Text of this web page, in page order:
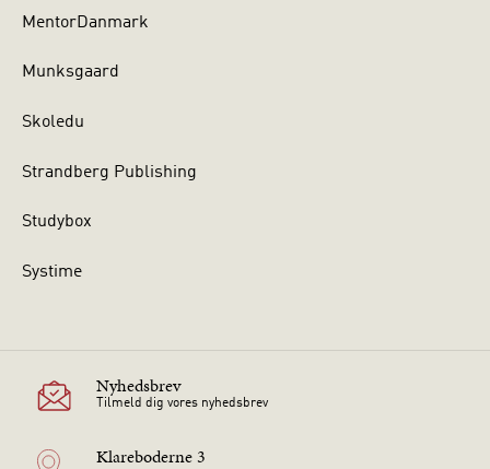
MentorDanmark
Munksgaard
Skoledu
Strandberg Publishing
Studybox
Systime
Nyhedsbrev
Tilmeld dig vores nyhedsbrev
Klareboderne 3